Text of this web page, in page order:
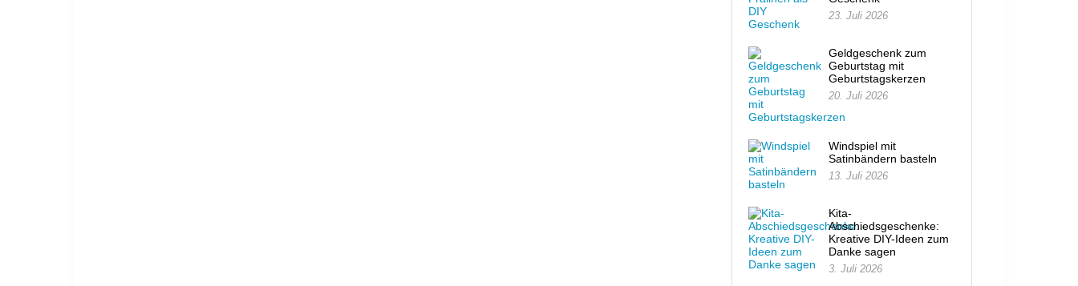
23. Juli 2026
Geldgeschenk zum
Geburtstag mit
Geburtstagskerzen
20. Juli 2026
Windspiel mit
Satinbändern basteln
13. Juli 2026
Kita-
Abschiedsgeschenke:
Kreative DIY-Ideen zum
Danke sagen
3. Juli 2026